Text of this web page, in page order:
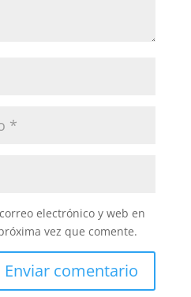
electrónico y web en
vez que comente.